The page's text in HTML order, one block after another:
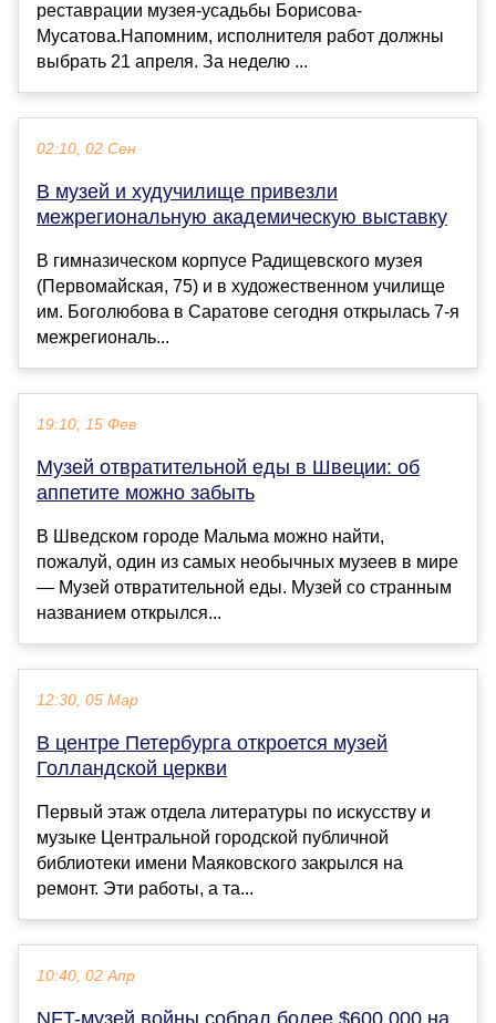
реставрации музея-усадьбы Борисова-
Мусатова.Напомним, исполнителя работ должны
выбрать 21 апреля. За неделю ...
02:10, 02 Сен
В музей и худучилище привезли
межрегиональную академическую выставку
В гимназическом корпусе Радищевского музея
(Первомайская, 75) и в художественном училище
им. Боголюбова в Саратове сегодня открылась 7-я
межрегиональ...
19:10, 15 Фев
Музей отвратительной еды в Швеции: об
аппетите можно забыть
В Шведском городе Мальма можно найти,
пожалуй, один из самых необычных музеев в мире
— Музей отвратительной еды. Музей со странным
названием открылся...
12:30, 05 Мар
В центре Петербурга откроется музей
Голландской церкви
Первый этаж отдела литературы по искусству и
музыке Центральной городской публичной
библиотеки имени Маяковского закрылся на
ремонт. Эти работы, а та...
10:40, 02 Апр